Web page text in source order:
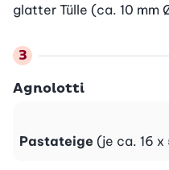
glatter Tülle (ca. 10 mm
Agnolotti
Pastateige (je ca. 16